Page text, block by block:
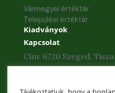
Vármegyei értéktár
Települési értéktár
Kiadványok
Kapcsolat
Cím: 6720 Szeged,